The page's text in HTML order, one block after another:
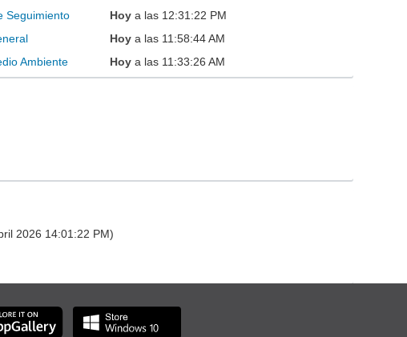
Seguimiento Hoy a las 12:31:22 PM
Hoy a las 11:58:44 AM
Ambiente Hoy a las 11:33:26 AM
2026 14:01:22 PM)